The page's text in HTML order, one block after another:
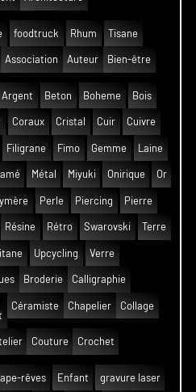
foodtruck Rhum Tisane
Association Auteur Bien-être
Argent Beton Boheme Bois
Coraux Cristal Cuir Cuivre
Filigrane Fimo Gemme Laine
Métal Miyuki Onirique Or
Perle Piercing Pierre
Résine Rétro Swarovski Terre
Upcycling Verre
Broderie Calligraphie
Céramiste Chapelier Collage
Couture Crochet
rêves Enfant gravure laser